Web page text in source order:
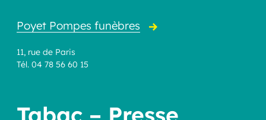
Poyet Pompes funèbres
11, rue de Paris
Tél. 04 78 56 60 15